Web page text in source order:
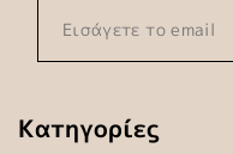
Κατηγορίες